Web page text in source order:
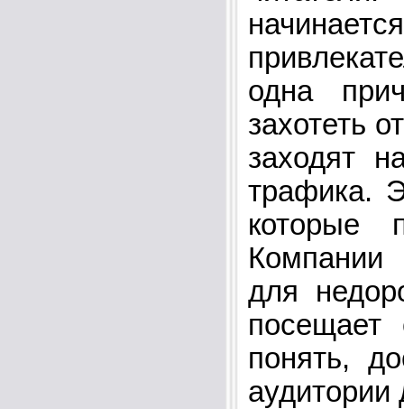
одна
захотеть
заходят
трафика.
которые
Компании
для
посещает
понять,
аудитории